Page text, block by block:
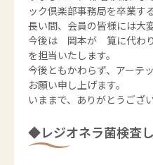
ック倶楽部事務局を卒業す
長い間、会員の皆様には大
今後は 岡本が 筧に代わり
を担当いたします。
今後ともかわらず、アーテ
お願い申し上げます。
いままで、ありがとうござ
◆レジオネラ菌検査